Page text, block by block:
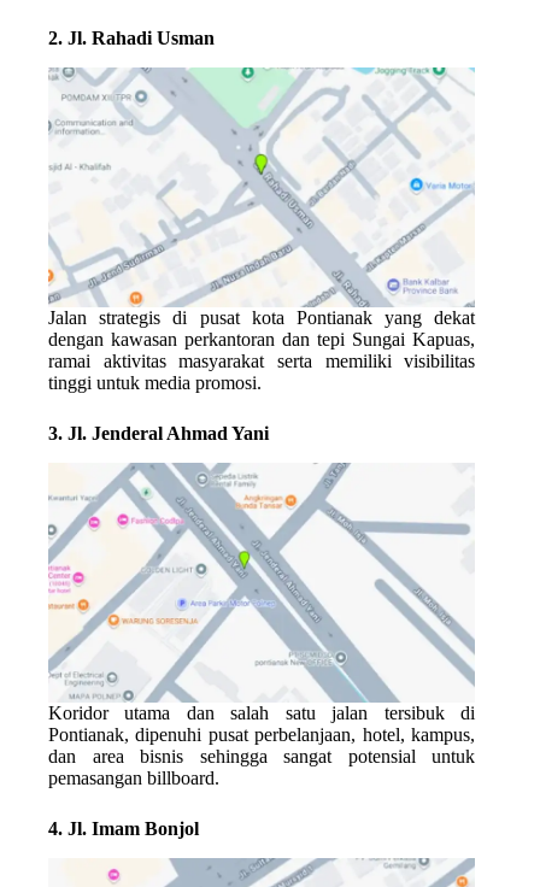
2. Jl. Rahadi Usman
Jalan strategis di pusat kota Pontianak yang dekat
dengan kawasan perkantoran dan tepi Sungai Kapuas,
ramai aktivitas masyarakat serta memiliki visibilitas
tinggi untuk media promosi.
3. Jl. Jenderal Ahmad Yani
Koridor utama dan salah satu jalan tersibuk di
Pontianak, dipenuhi pusat perbelanjaan, hotel, kampus,
dan area bisnis sehingga sangat potensial untuk
pemasangan billboard.
4. Jl. Imam Bonjol